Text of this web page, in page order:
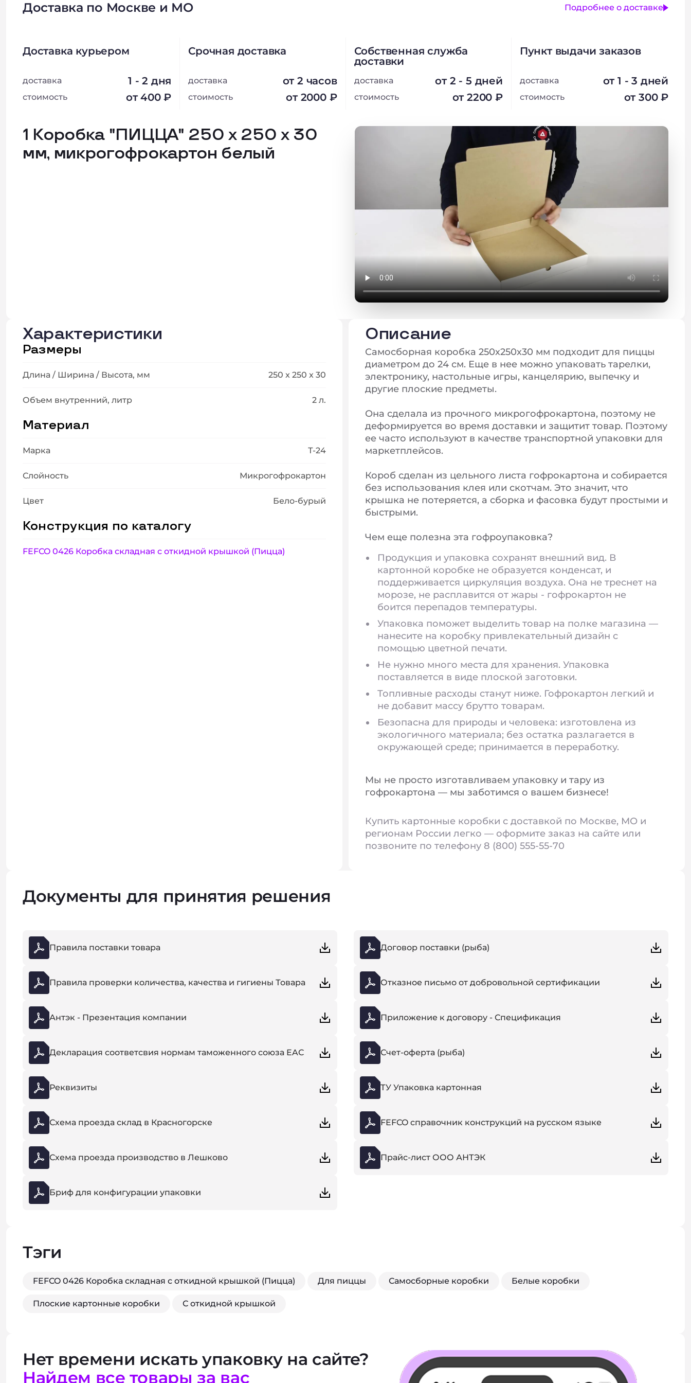
Доставка по Москве и МО Подробнее о доставке
Доставка курьером
доставка 1 - 2 дня
стоимость от 400 ₽
Срочная доставка
доставка от 2 часов
стоимость от 2000 ₽
Собственная служба
доставки
доставка от 2 - 5 дней
стоимость от 2200 ₽
Пункт выдачи заказов
доставка от 1 - 3 дней
стоимость от 300 ₽
1 Коробка "ПИЦЦА" 250 х 250 х 30
мм, микрогофрокартон белый
Характеристики
Размеры
Длина / Ширина / Высота, мм 250 x 250 x 30
Объем внутренний, литр 2 л.
Материал
Марка Т-24
Слойность Микрогофрокартон
Цвет Бело-бурый
Конструкция по каталогу
FEFCO 0426 Коробка складная с откидной крышкой (Пицца)
Описание
Самосборная коробка 250х250х30 мм подходит для пиццы
диаметром до 24 см. Еще в нее можно упаковать тарелки,
электронику, настольные игры, канцелярию, выпечку и
другие плоские предметы.
Она сделала из прочного микрогофрокартона, поэтому не
деформируется во время доставки и защитит товар. Поэтому
ее часто используют в качестве транспортной упаковки для
маркетплейсов.
Короб сделан из цельного листа гофрокартона и собирается
без использования клея или скотчам. Это значит, что
крышка не потеряется, а сборка и фасовка будут простыми и
быстрыми.
Чем еще полезна эта гофроупаковка?
Продукция и упаковка сохранят внешний вид. В
картонной коробке не образуется конденсат, и
поддерживается циркуляция воздуха. Она не треснет на
морозе, не расплавится от жары - гофрокартон не
боится перепадов температуры.
Упаковка поможет выделить товар на полке магазина —
нанесите на коробку привлекательный дизайн с
помощью цветной печати.
Не нужно много места для хранения. Упаковка
поставляется в виде плоской заготовки.
Топливные расходы станут ниже. Гофрокартон легкий и
не добавит массу брутто товарам.
Безопасна для природы и человека: изготовлена из
экологичного материала; без остатка разлагается в
окружающей среде; принимается в переработку.
Мы не просто изготавливаем упаковку и тару из
гофрокартона — мы заботимся о вашем бизнесе!
Купить картонные коробки с доставкой по Москве, МО и
регионам России легко — оформите заказ на сайте или
позвоните по телефону 8 (800) 555-55-70
Документы для принятия решения
Правила поставки товара
Правила проверки количества, качества и гигиены Товара
Антэк - Презентация компании
Декларация соответсвия нормам таможенного союза EAC
Реквизиты
Схема проезда склад в Красногорске
Схема проезда производство в Лешково
Бриф для конфигурации упаковки
Договор поставки (рыба)
Отказное письмо от добровольной сертификации
Приложение к договору - Спецификация
Счет-оферта (рыба)
ТУ Упаковка картонная
FEFCO справочник конструкций на русском языке
Прайс-лист ООО АНТЭК
Тэги
FEFCO 0426 Коробка складная с откидной крышкой (Пицца) Для пиццы Самосборные коробки Белые коробки
Плоские картонные коробки С откидной крышкой
Нет времени искать упаковку на сайте?
Найдем все товары за вас